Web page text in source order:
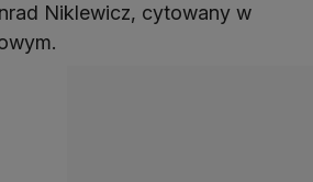
Niklewicz, cytowany w